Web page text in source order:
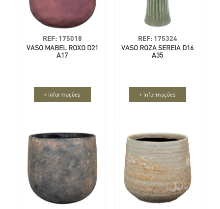
REF: 175018
VASO MABEL ROXO D21
A17
+ informações
REF: 175324
VASO ROZA SEREIA D16
A35
+ informações